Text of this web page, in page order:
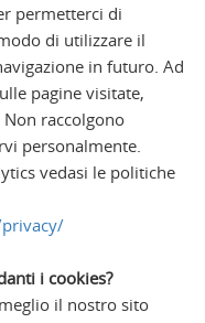
permetterci di
di utilizzare il
in futuro. Ad
pagine visitate,
raccolgono
personalmente.
vedasi le politiche
i cookies?
il nostro sito